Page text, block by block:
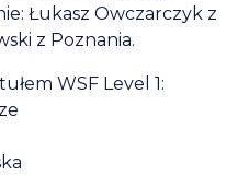
Łukasz Owczarczyk z
z Poznania.
WSF Level 1: